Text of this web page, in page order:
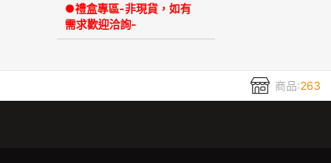
●禮盒專區-非現貨，如有
需求歡迎洽詢-
商品:263